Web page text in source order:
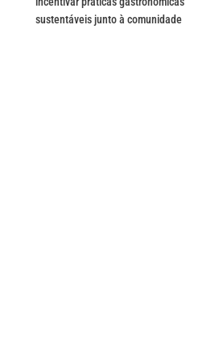
sustentáveis junto à comunidade